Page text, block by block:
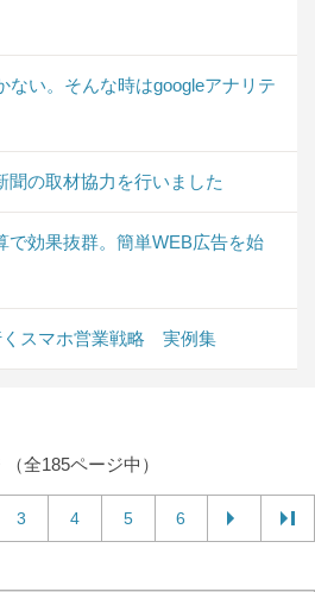
ない。そんな時はgoogleアナリテ
聞の取材協力を行いました
で効果抜群。簡単WEB広告を始
くスマホ営業戦略 実例集
全185ページ中）
3 4 5 6